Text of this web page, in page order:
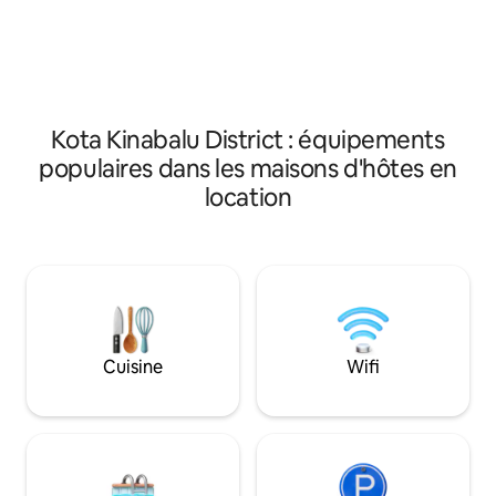
Kota Kinabalu District : équipements
populaires dans les maisons d'hôtes en
location
Cuisine Wifi